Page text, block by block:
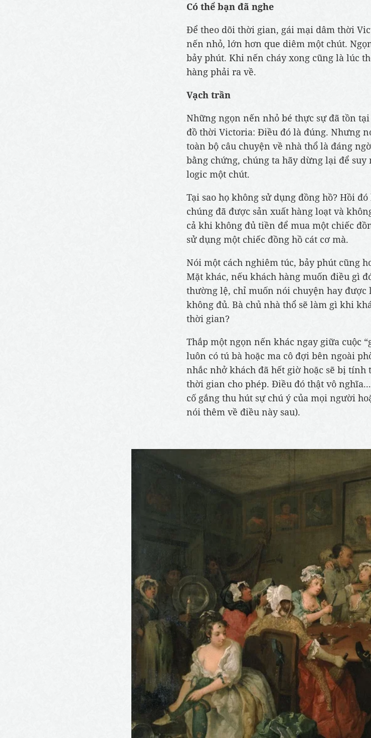
Có thể bạn đã nghe
Để theo dõi thời gian, gái mại dâm thời
nến nhỏ, lớn hơn que diêm một chút.
bảy phút. Khi nến cháy xong cũng là lúc
hàng phải ra về.
Vạch trần
Những ngọn nến nhỏ bé thực sự đã tồn
đồ thời Victoria: Điều đó là đúng. Nhưng
toàn bộ câu chuyện về nhà thổ là đáng
bằng chứng, chúng ta hãy dừng lại để
logic một chút.
Tại sao họ không sử dụng đồng hồ? Hồi
chúng đã được sản xuất hàng loạt và
cả khi không đủ tiền để mua một chiếc
sử dụng một chiếc đồng hồ cát cơ mà.
Nói một cách nghiêm túc, bảy phút cũng
Mặt khác, nếu khách hàng muốn điều gì
thường lệ, chỉ muốn nói chuyện hay được
không đủ. Bà chủ nhà thổ sẽ làm gì khi
thời gian?
Thắp một ngọn nến khác ngay giữa cuộc
luôn có tú bà hoặc ma cô đợi bên ngoài
nhắc nhở khách đã hết giờ hoặc sẽ bị
thời gian cho phép. Điều đó thật vô
cố gắng thu hút sự chú ý của mọi người
nói thêm về điều này sau).